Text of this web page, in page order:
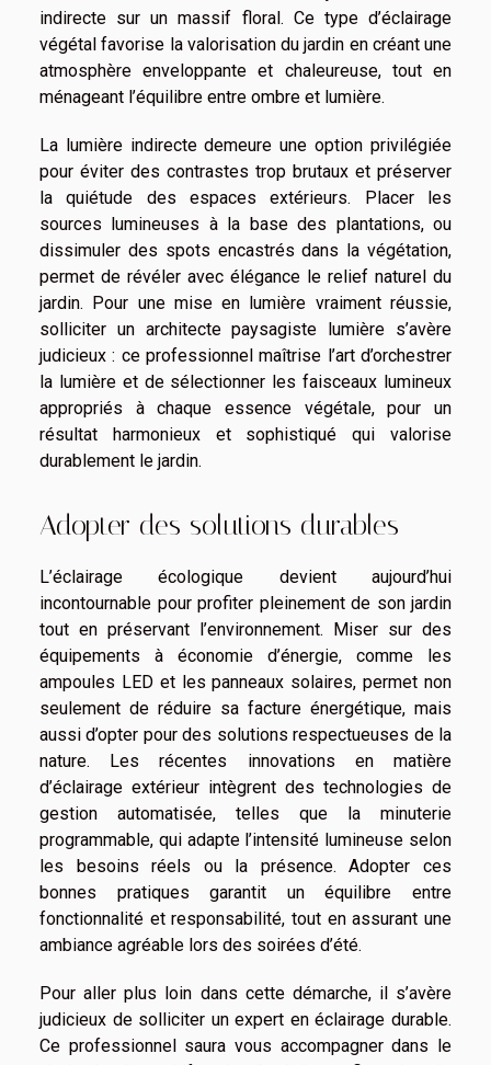
indirecte sur un massif floral. Ce type d’éclairage
végétal favorise la valorisation du jardin en créant une
atmosphère enveloppante et chaleureuse, tout en
ménageant l’équilibre entre ombre et lumière.
La lumière indirecte demeure une option privilégiée
pour éviter des contrastes trop brutaux et préserver
la quiétude des espaces extérieurs. Placer les
sources lumineuses à la base des plantations, ou
dissimuler des spots encastrés dans la végétation,
permet de révéler avec élégance le relief naturel du
jardin. Pour une mise en lumière vraiment réussie,
solliciter un architecte paysagiste lumière s’avère
judicieux : ce professionnel maîtrise l’art d’orchestrer
la lumière et de sélectionner les faisceaux lumineux
appropriés à chaque essence végétale, pour un
résultat harmonieux et sophistiqué qui valorise
durablement le jardin.
Adopter des solutions durables
L’éclairage écologique devient aujourd’hui
incontournable pour profiter pleinement de son jardin
tout en préservant l’environnement. Miser sur des
équipements à économie d’énergie, comme les
ampoules LED et les panneaux solaires, permet non
seulement de réduire sa facture énergétique, mais
aussi d’opter pour des solutions respectueuses de la
nature. Les récentes innovations en matière
d’éclairage extérieur intègrent des technologies de
gestion automatisée, telles que la minuterie
programmable, qui adapte l’intensité lumineuse selon
les besoins réels ou la présence. Adopter ces
bonnes pratiques garantit un équilibre entre
fonctionnalité et responsabilité, tout en assurant une
ambiance agréable lors des soirées d’été.
Pour aller plus loin dans cette démarche, il s’avère
judicieux de solliciter un expert en éclairage durable.
Ce professionnel saura vous accompagner dans le